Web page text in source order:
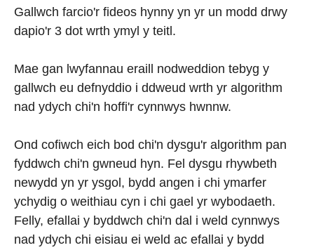
Gallwch farcio'r fideos hynny yn yr un modd drwy
dapio'r 3 dot wrth ymyl y teitl.
Mae gan lwyfannau eraill nodweddion tebyg y
gallwch eu defnyddio i ddweud wrth yr algorithm
nad ydych chi'n hoffi'r cynnwys hwnnw.
Ond cofiwch eich bod chi'n dysgu'r algorithm pan
fyddwch chi'n gwneud hyn. Fel dysgu rhywbeth
newydd yn yr ysgol, bydd angen i chi ymarfer
ychydig o weithiau cyn i chi gael yr wybodaeth.
Felly, efallai y byddwch chi'n dal i weld cynnwys
nad ydych chi eisiau ei weld ac efallai y bydd